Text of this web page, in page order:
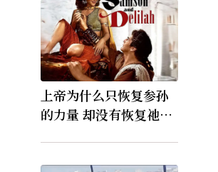
上帝为什么只恢复参孙
的力量 却没有恢复祂的